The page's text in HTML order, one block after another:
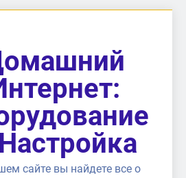
сайте вы найдете все о